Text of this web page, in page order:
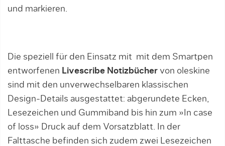
und markieren.
Die speziell für den Einsatz mit mit dem Smartpen
entworfenen Livescribe Notizbücher von oleskine
sind mit den unverwechselbaren klassischen
Design-Details ausgestattet: abgerundete Ecken,
Lesezeichen und Gummiband bis hin zum »In case
of loss» Druck auf dem Vorsatzblatt. In der
Falttasche befinden sich zudem zwei Lesezeichen